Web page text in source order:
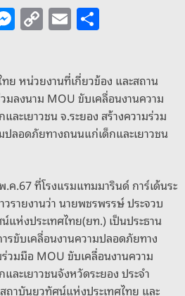
M
e
e
n
g
C
o
y
Li
n
E
m
ai
l e
ย หน่วยงานที่เกี่ยวข้อง และสถาน
มลงนาม MOU ขับเคลื่อนงานความ
ะเยาวชน จ.ระยอง สร้างความร่วม
ปลอดภัยทางถนนแก่เด็กและเยาวชน
.ค.67 ที่โรงแรมแทมมารินด์ การ์เด้นระ
วรายงานว่า นายพชรพรรษ์ ประจวบ
แห่งประเทศไทย(ยท.) เป็นประธาน
รขับเคลื่อนงานความปลอดภัยทาง
วมมือ MOU ขับเคลื่อนงานความ
ะเยาวชนจังหวัดระยอง ประจำ
ถาบันยุวทัศน์แห่งประเทศไทย และ